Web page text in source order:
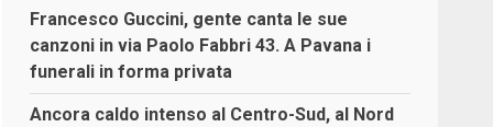
Francesco Guccini, gente canta le sue
canzoni in via Paolo Fabbri 43. A Pavana i
funerali in forma privata
Ancora caldo intenso al Centro-Sud, al Nord